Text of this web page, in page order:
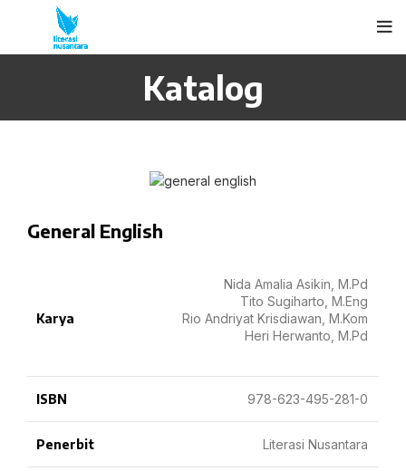
Katalog
General English
Karya
Nida Amalia Asikin, M.Pd
Tito Sugiharto, M.Eng
Rio Andriyat Krisdiawan, M.Kom
Heri Herwanto, M.Pd
ISBN 978-623-495-281-0
Penerbit Literasi Nusantara